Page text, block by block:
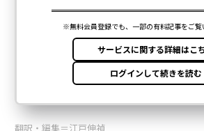
翻訳・編集＝江戸伸禎